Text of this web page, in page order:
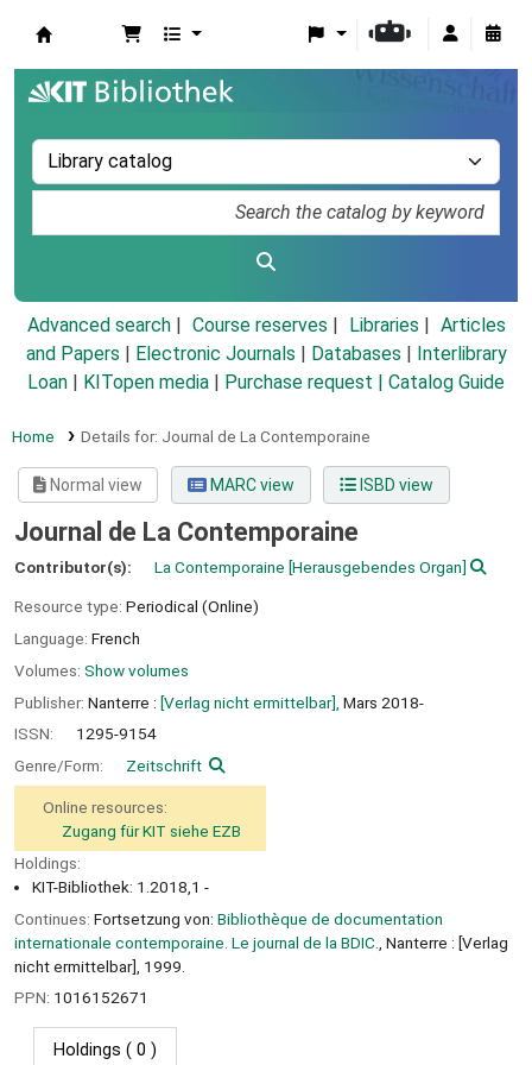
Advanced search Course reserves Libraries
Articles
and Papers
Electronic Journals Databases
Interlibrary
Loan
KITopen media Purchase request | Catalog Guide
Home Details for: Journal de La Contemporaine
Normal view MARC view ISBD view
Journal de La Contemporaine
Contributor(s): La Contemporaine [Herausgebendes Organ]
Resource type: Periodical (Online)
Language: French
Volumes: Show volumes
Publisher: Nanterre : [Verlag nicht ermittelbar], Mars 2018-
ISSN:
1295-9154
Genre/Form:
Zeitschrift
Online resources:
Zugang für KIT siehe EZB
Holdings:
KIT-Bibliothek: 1.2018,1 -
Continues: Fortsetzung von: Bibliothèque de documentation
internationale contemporaine. Le journal de la BDIC.
, Nanterre : [Verlag
nicht ermittelbar], 1999.
PPN: 1016152671
Holdings ( 0 )